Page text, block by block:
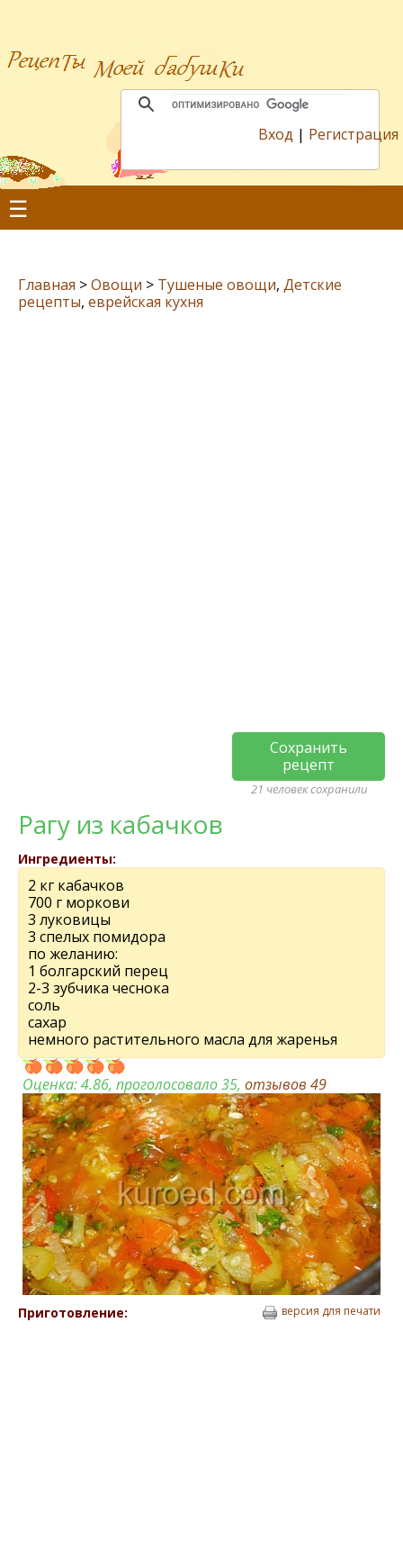
Вход | Регистрация
☰
Главная >Овощи > Тушеные овощи, Детские
рецепты, еврейская кухня
Сохранить
рецепт
21 человек сохранили
Рагу из кабачков
Ингредиенты:
2 кг кабачков
700 г моркови
3 луковицы
3 спелых помидора
по желанию:
1 болгарский перец
2-3 зубчика чеснока
соль
сахар
немного растительного масла для жаренья
Оценка:4.86, проголосовало 35, отзывов 49
Приготовление: версия для печати